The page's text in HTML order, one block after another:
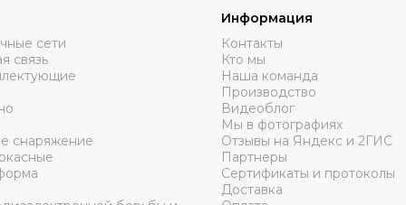
сети
связь
снаряжение
Информация
Контакты
Кто мы
Наша команда
Производство
Видеоблог
Мы в фотографиях
Отзывы на Яндекс и 2ГИС
Партнеры
Сертификаты и протоколы
Доставка